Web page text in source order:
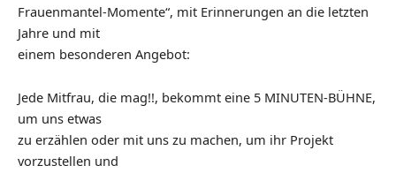
Frauenmantel-Momente“, mit Erinnerungen an die letzten
Jahre und mit
einem besonderen Angebot:
Jede Mitfrau, die mag!!, bekommt eine 5 MINUTEN-BÜHNE,
um uns etwas
zu erzählen oder mit uns zu machen, um ihr Projekt
vorzustellen und